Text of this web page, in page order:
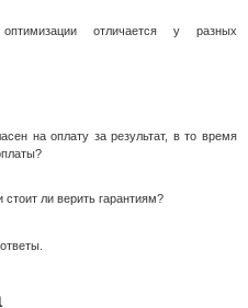
отличается у разных
на оплату за результат, в то время
ли верить гарантиям?